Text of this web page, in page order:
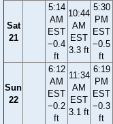
Sat
21
5:14
AM
EST
−0.4
ft
10:44
AM
EST
3.3 ft
5:30
PM
EST
−0.5
ft
Sun
22
6:12
AM
EST
−0.2
ft
11:34
AM
EST
3.1 ft
6:19
PM
EST
−0.3
ft